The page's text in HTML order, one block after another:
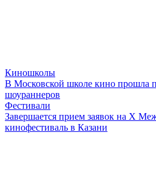
Киношколы
В Московской школе кино прошла
шоураннеров
Фестивали
Завершается прием заявок на X
кинофестиваль в Казани